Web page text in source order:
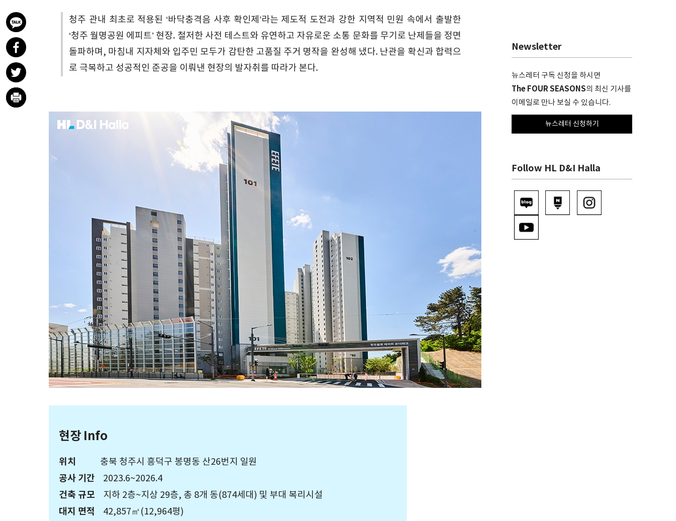
청주 관내 최초로 적용된 ‘바닥충격음 사후 확인제’라는 제도적 도전과 강한 지역적 민원 속에서 출발한
‘청주 월명공원 에피트’ 현장. 철저한 사전 테스트와 유연하고 자유로운 소통 문화를 무기로 난제들을 정면
돌파하며, 마침내 지자체와 입주민 모두가 감탄한 고품질 주거 명작을 완성해 냈다. 난관을 확신과 합력으
로 극복하고 성공적인 준공을 이뤄낸 현장의 발자취를 따라가 본다.
현장 Info
위치 충북 청주시 흥덕구 봉명동 산26번지 일원
공사 기간 2023.6~2026.4
건축 규모 지하 2층~지상 29층, 총 8개 동(874세대) 및 부대 복리시설
대지 면적 42,857㎡(12,964평)
Newsletter
뉴스레터 구독 신청을 하시면
The FOUR SEASONS의 최신 기사를
이메일로 만나 보실 수 있습니다.
뉴스레터 신청하기
Follow HL D&I Halla